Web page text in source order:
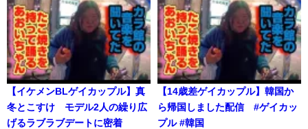
【イケメンBLゲイカップル】真
冬とこすけ モデル2人の繰り広
げるラブラブデートに密着
【14歳差ゲイカップル】韓国か
ら帰国しました配信 #ゲイカッ
プル #韓国